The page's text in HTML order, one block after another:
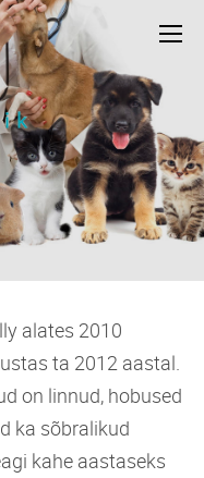
alates 2010
ta 2012 aastal.
on linnud, hobused
ka sõbralikud
kahe aastaseks